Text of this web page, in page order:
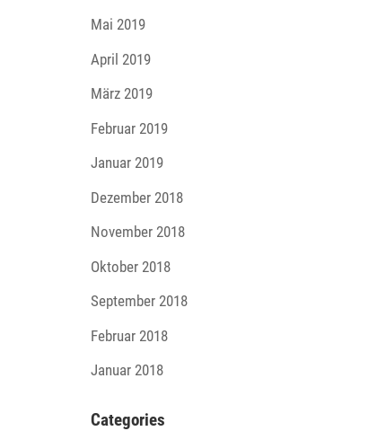
Mai 2019
April 2019
März 2019
Februar 2019
Januar 2019
Dezember 2018
November 2018
Oktober 2018
September 2018
Februar 2018
Januar 2018
Cate­go­ries